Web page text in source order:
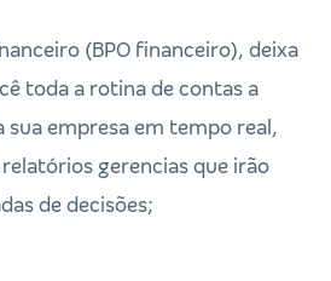
(BPO financeiro), deixa
toda a rotina de contas a
sua empresa em tempo real,
gerencias que irão
de decisões;